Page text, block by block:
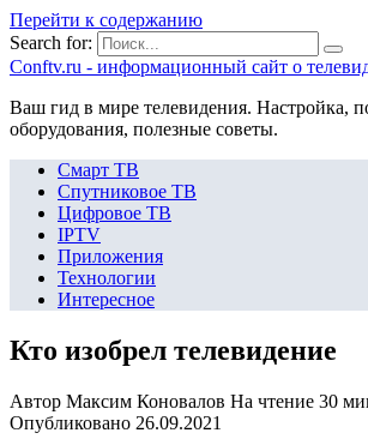
Перейти к содержанию
Search for:
Сonftv.ru - информационный сайт о
Ваш гид в мире телевидения. Настройка,
оборудования, полезные советы.
Смарт ТВ
Спутниковое ТВ
Цифровое ТВ
IPTV
Приложения
Технологии
Интересное
Кто изобрел телевидение
Автор Максим Коновалов На чтение 30
Опубликовано 26.09.2021